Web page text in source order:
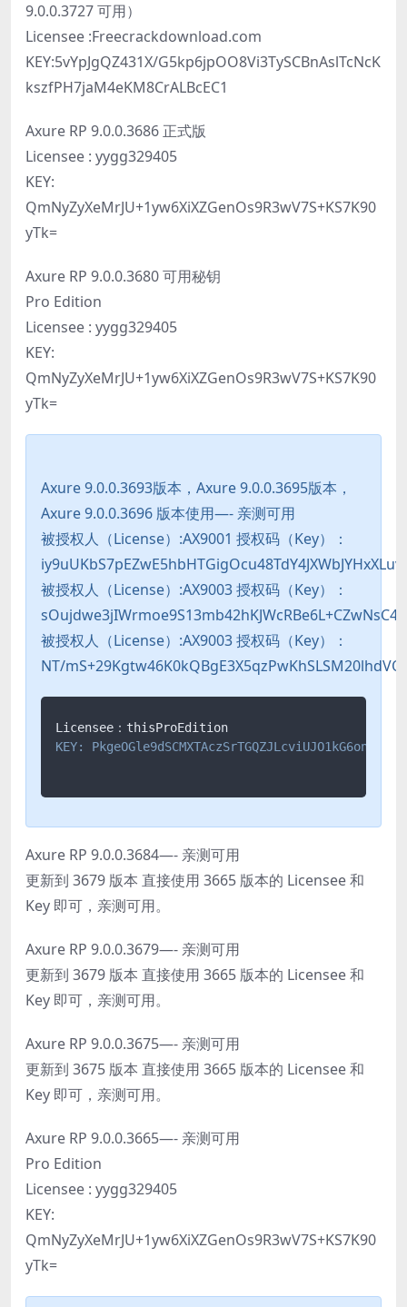
9.0.0.3727 可用）
Licensee :Freecrackdownload.com
KEY:5vYpJgQZ431X/G5kp6jpOO8Vi3TySCBnAslTcNcK
kszfPH7jaM4eKM8CrALBcEC1
Axure RP 9.0.0.3686 正式版
Licensee : yygg329405
KEY:
QmNyZyXeMrJU+1yw6XiXZGenOs9R3wV7S+KS7K90
yTk=
Axure RP 9.0.0.3680 可用秘钥
Pro Edition
Licensee : yygg329405
KEY:
QmNyZyXeMrJU+1yw6XiXZGenOs9R3wV7S+KS7K90
yTk=
Axure 9.0.0.3693版本，Axure 9.0.0.3695版本，
Axure 9.0.0.3696 版本使用—- 亲测可用
被授权人（License）:AX9001 授权码（Key）：
被授权人（License）:AX9003 授权码（Key）：
被授权人（License）:AX9003 授权码（Key）：
NT/
KEY: PkgeOGle9dSCMXTAczSrTGQZJLcviUJO1kG6onDIH/
Axure RP 9.0.0.3684—- 亲测可用
更新到 3679 版本 直接使用 3665 版本的 Licensee 和
Key 即可，亲测可用。
Axure RP 9.0.0.3679—- 亲测可用
更新到 3679 版本 直接使用 3665 版本的 Licensee 和
Key 即可，亲测可用。
Axure RP 9.0.0.3675—- 亲测可用
更新到 3675 版本 直接使用 3665 版本的 Licensee 和
Key 即可，亲测可用。
Axure RP 9.0.0.3665—- 亲测可用
Pro Edition
Licensee : yygg329405
KEY:
QmNyZyXeMrJU+1yw6XiXZGenOs9R3wV7S+KS7K90
yTk=